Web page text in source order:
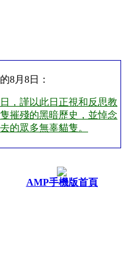
8月8日：
，謹以此日正視和反思教
摧殘的黑暗歷史，並悼念
的眾多無辜貓隻。
AMP手機版首頁